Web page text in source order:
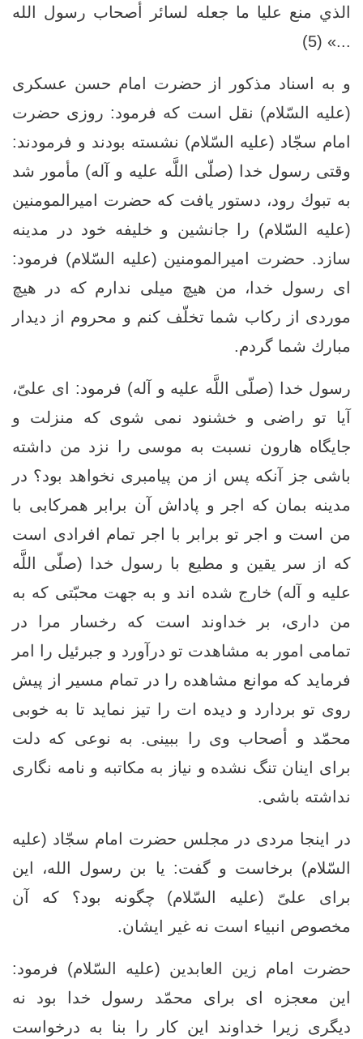
الذي منع عليا ما جعله لسائر أصحاب رسول الله
...» (5)
و به اسناد مذكور از حضرت امام حسن عسكرى
(عليه السّلام) نقل است كه فرمود: روزى حضرت
امام سجّاد (علیه السّلام) نشسته بودند و فرمودند:
وقتى رسول خدا (صلّى اللَّه عليه و آله) مأمور شد
به تبوك رود، دستور يافت كه حضرت امیرالمومنین
(علیه السّلام) را جانشين و خليفه خود در مدينه
سازد. حضرت امیرالمومنین (علیه السّلام) فرمود:
اى رسول خدا، من هيچ ميلی ندارم كه در هيچ
موردى از ركاب شما تخلّف كنم و محروم از ديدار
مبارك شما گردم.
رسول خدا (صلّى اللَّه عليه و آله) فرمود: اى علىّ،
آيا تو راضى و خشنود نمى ‏شوى كه منزلت و
جايگاه هارون نسبت به موسى را نزد من داشته
باشى جز آنكه پس از من پيامبرى نخواهد بود؟ در
مدينه بمان كه اجر و پاداش آن برابر همركابى با
من است و اجر تو برابر با اجر تمام افرادى است
كه از سر يقين و مطيع با رسول خدا (صلّى اللَّه
عليه و آله) خارج شده ‏اند و به جهت محبّتى كه به
من دارى، بر خداوند است كه رخسار مرا در
تمامى امور به مشاهدت تو درآورد و جبرئيل را امر
فرمايد كه موانع مشاهده را در تمام مسير از پيش
روى تو بردارد و ديده ‏ات را تيز نمايد تا به خوبى
محمّد و أصحاب وى را ببينى. به نوعى كه دلت
براى اينان تنگ نشده و نياز به مكاتبه و نامه ‏نگارى
نداشته باشى.
در اينجا مردى در مجلس حضرت امام سجّاد (علیه
السّلام) برخاست و گفت: یا بن رسول الله، اين
براى علىّ (علیه السّلام) چگونه بود؟ كه آن
مخصوص انبياء است نه غير ايشان.
حضرت امام زين العابدين (علیه السّلام) فرمود:
اين معجزه ‏اى براى محمّد رسول خدا بود نه
ديگرى زيرا خداوند اين كار را بنا به درخواست